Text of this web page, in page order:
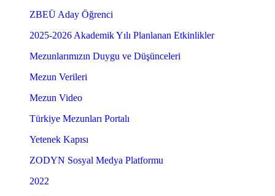
ZBEÜ Aday Öğrenci
2025-2026 Akademik Yılı Planlanan Etkinlikler
Mezunlarımızın Duygu ve Düşünceleri
Mezun Verileri
Mezun Video
Türkiye Mezunları Portalı
Yetenek Kapısı
ZODYN Sosyal Medya Platformu
2022